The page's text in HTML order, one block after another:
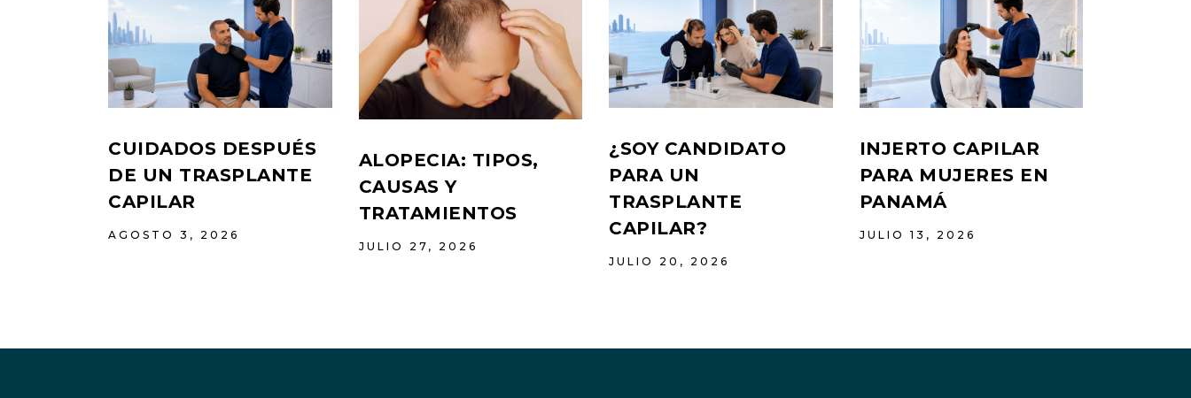
CUIDADOS DESPUÉS
DE UN TRASPLANTE
CAPILAR
AGOSTO 3, 2026
ALOPECIA: TIPOS,
CAUSAS Y
TRATAMIENTOS
JULIO 27, 2026
¿SOY CANDIDATO
PARA UN
TRASPLANTE
CAPILAR?
JULIO 20, 2026
INJERTO CAPILAR
PARA MUJERES EN
PANAMÁ
JULIO 13, 2026